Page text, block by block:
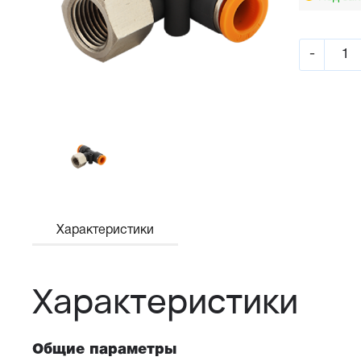
-
Характеристики
Характеристики
Общие параметры